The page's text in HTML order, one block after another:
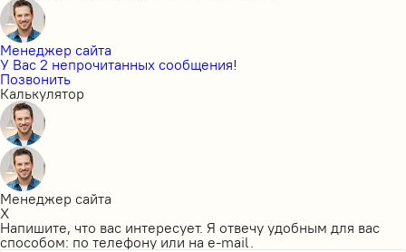
Менеджер сайта
У Вас 2 непрочитанных сообщения!
Позвонить
Калькулятор
Менеджер сайта
X
Напишите, что вас интересует. Я отвечу удобным для вас
способом: по телефону или на e-mail.